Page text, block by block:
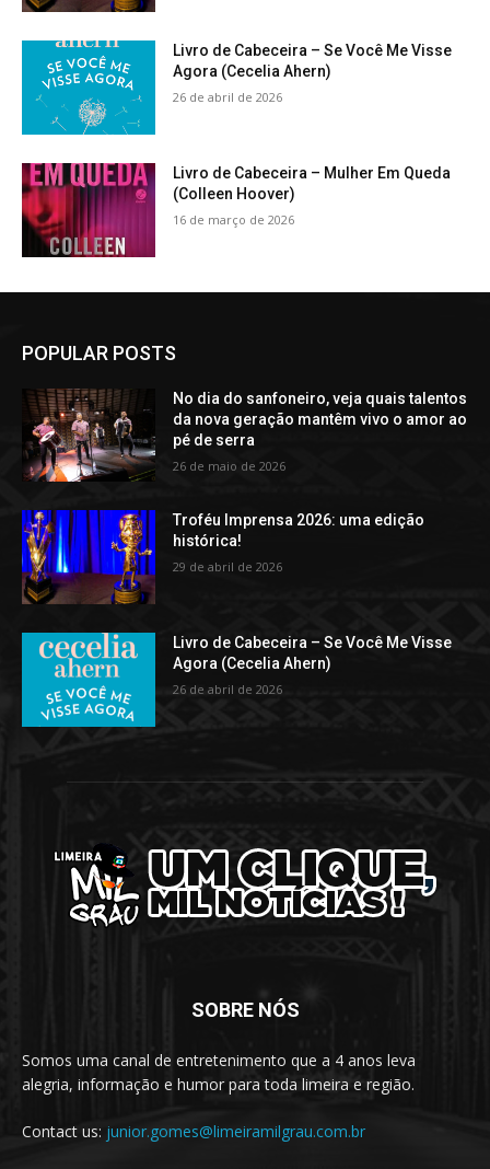
Livro de Cabeceira – Se Você Me Visse
Agora (Cecelia Ahern)
26 de abril de 2026
Livro de Cabeceira – Mulher Em Queda
(Colleen Hoover)
16 de março de 2026
POPULAR POSTS
No dia do sanfoneiro, veja quais talentos
da nova geração mantêm vivo o amor ao
pé de serra
26 de maio de 2026
Troféu Imprensa 2026: uma edição
histórica!
29 de abril de 2026
Livro de Cabeceira – Se Você Me Visse
Agora (Cecelia Ahern)
26 de abril de 2026
SOBRE NÓS
Somos uma canal de entretenimento que a 4 anos leva
alegria, informação e humor para toda limeira e região.
Contact us: junior.gomes@limeiramilgrau.com.br